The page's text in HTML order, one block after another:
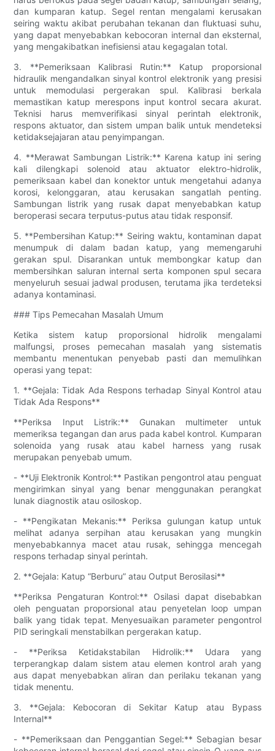
dan kumparan katup. Segel rentan mengalami kerusakan
seiring waktu akibat perubahan tekanan dan fluktuasi suhu,
yang dapat menyebabkan kebocoran internal dan eksternal,
yang mengakibatkan inefisiensi atau kegagalan total.
3. **Pemeriksaan Kalibrasi Rutin:** Katup proporsional
hidraulik mengandalkan sinyal kontrol elektronik yang presisi
untuk memodulasi pergerakan spul. Kalibrasi berkala
memastikan katup merespons input kontrol secara akurat.
Teknisi harus memverifikasi sinyal perintah elektronik,
respons aktuator, dan sistem umpan balik untuk mendeteksi
ketidaksejajaran atau penyimpangan.
4. **Merawat Sambungan Listrik:** Karena katup ini sering
kali dilengkapi solenoid atau aktuator elektro-hidrolik,
pemeriksaan kabel dan konektor untuk mengetahui adanya
korosi, kelonggaran, atau kerusakan sangatlah penting.
Sambungan listrik yang rusak dapat menyebabkan katup
beroperasi secara terputus-putus atau tidak responsif.
5. **Pembersihan Katup:** Seiring waktu, kontaminan dapat
menumpuk di dalam badan katup, yang memengaruhi
gerakan spul. Disarankan untuk membongkar katup dan
membersihkan saluran internal serta komponen spul secara
menyeluruh sesuai jadwal produsen, terutama jika terdeteksi
adanya kontaminasi.
### Tips Pemecahan Masalah Umum
Ketika sistem katup proporsional hidrolik mengalami
malfungsi, proses pemecahan masalah yang sistematis
membantu menentukan penyebab pasti dan memulihkan
operasi yang tepat:
1. **Gejala: Tidak Ada Respons terhadap Sinyal Kontrol atau
Tidak Ada Respons**
**Periksa Input Listrik:** Gunakan multimeter untuk
memeriksa tegangan dan arus pada kabel kontrol. Kumparan
solenoida yang rusak atau kabel harness yang rusak
merupakan penyebab umum.
- **Uji Elektronik Kontrol:** Pastikan pengontrol atau penguat
mengirimkan sinyal yang benar menggunakan perangkat
lunak diagnostik atau osiloskop.
- **Pengikatan Mekanis:** Periksa gulungan katup untuk
melihat adanya serpihan atau kerusakan yang mungkin
menyebabkannya macet atau rusak, sehingga mencegah
respons terhadap sinyal perintah.
2. **Gejala: Katup “Berburu” atau Output Berosilasi**
**Periksa Pengaturan Kontrol:** Osilasi dapat disebabkan
oleh penguatan proporsional atau penyetelan loop umpan
balik yang tidak tepat. Menyesuaikan parameter pengontrol
PID seringkali menstabilkan pergerakan katup.
- **Periksa Ketidakstabilan Hidrolik:** Udara yang
terperangkap dalam sistem atau elemen kontrol arah yang
aus dapat menyebabkan aliran dan perilaku tekanan yang
tidak menentu.
3. **Gejala: Kebocoran di Sekitar Katup atau Bypass
Internal**
- **Pemeriksaan dan Penggantian Segel:** Sebagian besar